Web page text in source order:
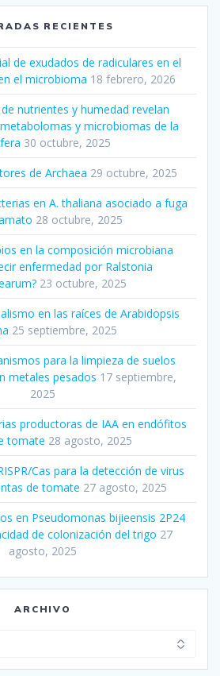
RECIENTES
de exudados de radiculares en el
el microbioma 18 febrero, 2026
nutrientes y humedad revelan
y microbiomas de la
30 octubre, 2025
de Archaea 29 octubre, 2025
en A. thaliana asociado a fuga
28 octubre, 2025
en la composición microbiana
enfermedad por Ralstonia
23 octubre, 2025
en las raíces de Arabidopsis
25 septiembre, 2025
para la limpieza de suelos
metales pesados 17 septiembre,
2025
productoras de IAA en endófitos
tomate 28 agosto, 2025
Cas para la detección de virus
de tomate 27 agosto, 2025
en Pseudomonas bijieensis 2P24
de colonización del trigo 27
agosto, 2025
ARCHIVO